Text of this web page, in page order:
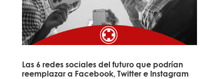
Las 6 redes sociales del futuro que podrían
reemplazar a Facebook, Twitter e Instagram